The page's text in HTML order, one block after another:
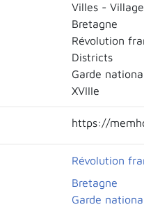
Villes -
Bretagne
Révolution
Districts
Garde
XVIIIe
https://
Révolution
Bretagne
Garde